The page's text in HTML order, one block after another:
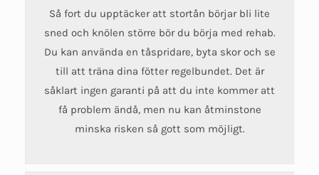
Så fort du upptäcker att stortån börjar bli lite
sned och knölen större bör du börja med rehab.
Du kan använda en tåspridare, byta skor och se
till att träna dina fötter regelbundet. Det är
såklart ingen garanti på att du inte kommer att
få problem ändå, men nu kan åtminstone
minska risken så gott som möjligt.